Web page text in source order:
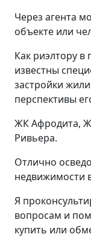
Через агента
объекте или
Как риэлтору
известны
застройки
перспективы
ЖК Афродита,
Ривьера.
Отлично
недвижимости
Я
вопросам и
купить или